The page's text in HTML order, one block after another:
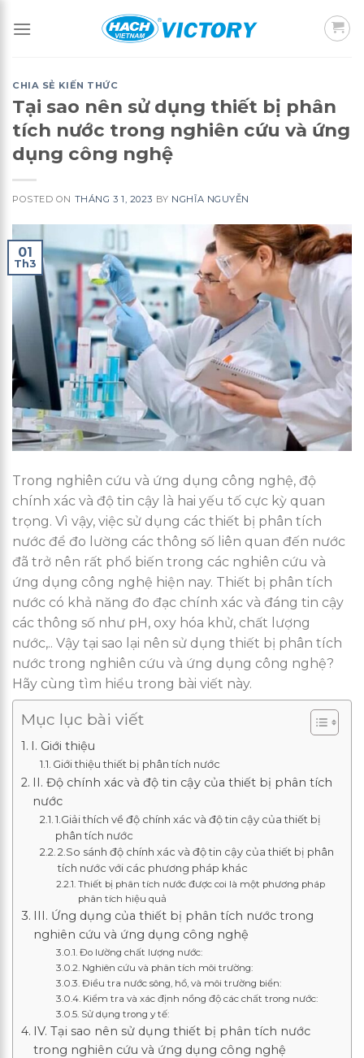
CHIA SẺ KIẾN THỨC
Tại sao nên sử dụng thiết bị phân
tích nước trong nghiên cứu và ứng
dụng công nghệ
POSTED ON THÁNG 3 1, 2023 BY NGHĨA NGUYỄN
01
Th3
Trong nghiên cứu và ứng dụng công nghệ, độ
chính xác và độ tin cậy là hai yếu tố cực kỳ quan
trọng. Vì vậy, việc sử dụng các thiết bị phân tích
nước để đo lường các thông số liên quan đến nước
đã trở nên rất phổ biến trong các nghiên cứu và
ứng dụng công nghệ hiện nay. Thiết bị phân tích
nước có khả năng đo đạc chính xác và đáng tin cậy
các thông số như pH, oxy hóa khử, chất lượng
nước,.. Vậy tại sao lại nên sử dụng thiết bị phân tích
nước trong nghiên cứu và ứng dụng công nghệ?
Hãy cùng tìm hiểu trong bài viết này.
Mục lục bài viết
I. Giới thiệu
Giới thiệu thiết bị phân tích nước
II. Độ chính xác và độ tin cậy của thiết bị phân tích
nước
1.Giải thích về độ chính xác và độ tin cậy của thiết bị
phân tích nước
2.So sánh độ chính xác và độ tin cậy của thiết bị phân
tích nước với các phương pháp khác
Thiết bị phân tích nước được coi là một phương pháp
phân tích hiệu quả
III. Ứng dụng của thiết bị phân tích nước trong
nghiên cứu và ứng dụng công nghệ
Đo lường chất lượng nước:
Nghiên cứu và phân tích môi trường:
Điều tra nước sông, hồ, và môi trường biển:
Kiểm tra và xác định nồng độ các chất trong nước:
Sử dụng trong y tế:
IV. Tại sao nên sử dụng thiết bị phân tích nước
trong nghiên cứu và ứng dụng công nghệ